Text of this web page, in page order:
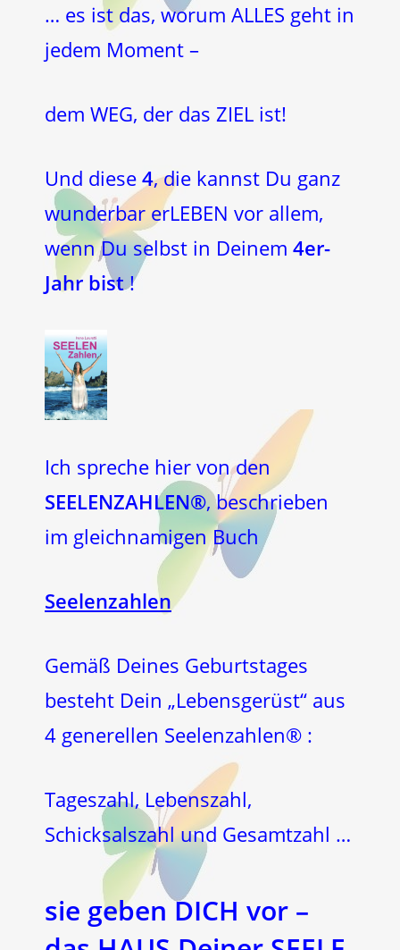
… es ist das, worum ALLES geht in
jedem Moment –
dem WEG, der das ZIEL ist!
Und diese 4, die kannst Du ganz
wunderbar erLEBEN vor allem,
wenn Du selbst in Deinem 4er-
Jahr bist!
Ich spreche hier von den
SEELENZAHLEN®, beschrieben
im gleichnamigen Buch
Seelenzahlen
Gemäß Deines Geburtstages
besteht Dein „Lebensgerüst“ aus
4 generellen Seelenzahlen® :
Tageszahl, Lebenszahl,
Schicksalszahl und Gesamtzahl …
sie geben DICH vor –